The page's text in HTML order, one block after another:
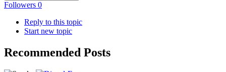
Followers 0
Reply to this topic
Start new topic
Recommended Posts